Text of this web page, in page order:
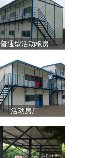
普通型活动板房
活动房厂